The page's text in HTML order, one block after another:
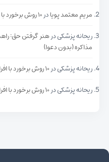
مریم معتمد پویادر۱۰ روش برخورد با افراد حسود خطرناک
ریحانه پزشکیدرهنر گرفتن حق:
مذاکره (بدون دعوا)
ریحانه پزشکیدر۱۰ روش برخورد با افراد حسود خطرناک
ریحانه پزشکیدر۱۰ روش برخورد با افراد حسود خطرناک